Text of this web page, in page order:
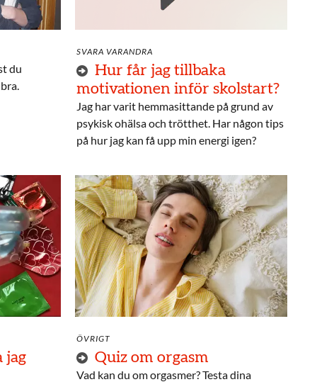
du
SVARA VARANDRA
Hur får jag tillbaka
motivationen inför skolstart?
Jag har varit hemmasittande på grund av
psykisk ohälsa och trötthet. Har någon tips
på hur jag kan få upp min energi igen?
jag
ÖVRIGT
Quiz om orgasm
Vad kan du om orgasmer? Testa dina